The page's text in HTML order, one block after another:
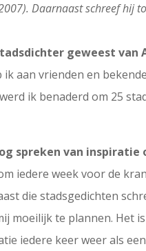
Daarnaast schreef hij
geweest van
aan vrienden en
ik benaderd om 25
spreken van
iedere week voor de
die stadsgedichten
moeilijk te plannen. Het
iedere keer weer als